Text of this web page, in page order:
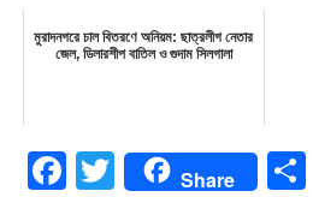
মুরাদনগরে চাল বিতরণে অনিয়ম: ছাত্রলীগ নেতার
জেল, ডিলারশীপ বাতিল ও গুদাম সিলগালা
Facebook
Twitter Share